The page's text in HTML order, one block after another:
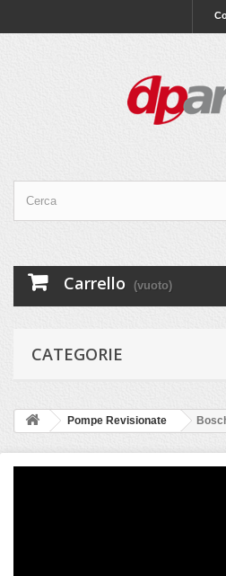
Carrello (vuoto)
CATEGORIE
Pompe Revisionate